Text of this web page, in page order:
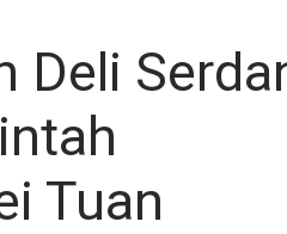
Deli
Tuan